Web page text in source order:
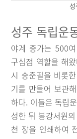
성주 독립운
야계 종가는 500
구심점 역할을 해
시 송준필을 비롯
기를 만들어 보관
하다. 이들은 독립
성한 뒤 봉강서원
천 장을 인쇄하여